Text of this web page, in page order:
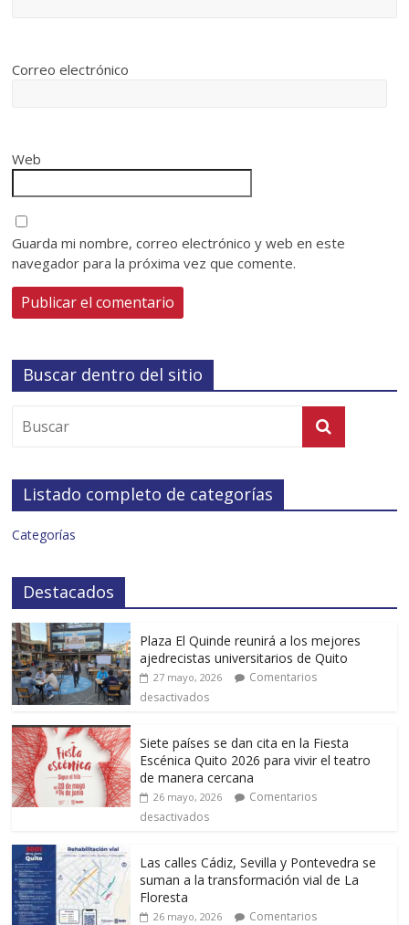
Correo electrónico
Web
Guarda mi nombre, correo electrónico y web en este
navegador para la próxima vez que comente.
Buscar dentro del sitio
Listado completo de categorías
Categorías
Destacados
Plaza El Quinde reunirá a los mejores
ajedrecistas universitarios de Quito
27 mayo, 2026
Comentarios
desactivados
Siete países se dan cita en la Fiesta
Escénica Quito 2026 para vivir el teatro
de manera cercana
26 mayo, 2026
Comentarios
desactivados
Las calles Cádiz, Sevilla y Pontevedra se
suman a la transformación vial de La
Floresta
26 mayo, 2026
Comentarios